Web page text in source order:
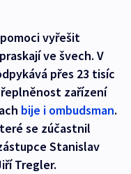
vyřešit
ve švech. V
přes 23 tisíc
zařízení
bije i ombudsman.
se zúčastnil
Stanislav
Tregler.